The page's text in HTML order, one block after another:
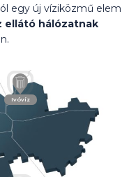
egy új víziközmű elem
ellátó hálózatnak
Ivóvíz